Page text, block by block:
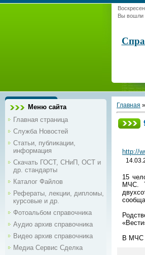
Вы вошли
Меню сайта
Главная страница
Служба Новостей
Статьи, публикации,
информация
Скачать ГОСТ, СНиП, ОСТ и
др. стандарты
Каталог Файлов
Рефераты, лекции, дипломы,
курсовые и др.
Фотоальбом справочника
Аудио архив справочника
Видео архив справочника
Медиа Сервис Сделка
Главная »
http://
15
МЧС.
В МЧС